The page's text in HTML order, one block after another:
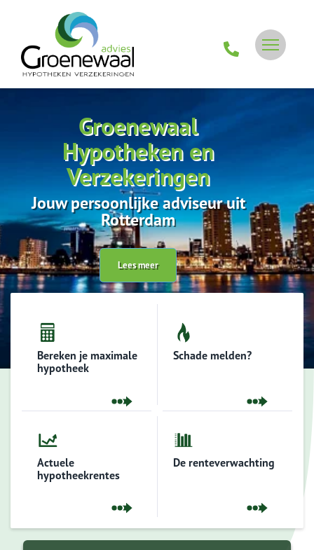
Groenewaal
Hypotheken en
Verzekeringen
Jouw persoonlijke adviseur uit
Rotterdam
Lees meer
Bereken je maximale
hypotheek
Schade melden?
Actuele
hypotheekrentes
De renteverwachting